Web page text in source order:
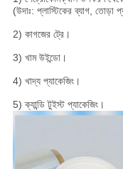
(উদাঃ: প্লাস্টিকের ব্যাগ, তোড়া
2) কাগজের ট্রে।
3) খাম উইন্ডো।
4) খাদ্য প্যাকেজিং।
5) ক্যান্ডি টুইস্ট প্যাকেজিং।